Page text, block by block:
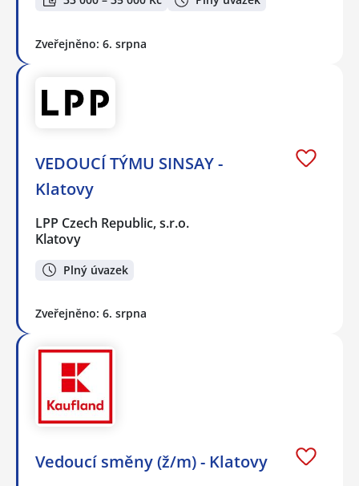
Zveřejněno: 6. srpna
VEDOUCÍ TÝMU SINSAY -
Klatovy
LPP Czech Republic, s.r.o.
Klatovy
Plný úvazek
Zveřejněno: 6. srpna
Vedoucí směny (ž/m) - Klatovy